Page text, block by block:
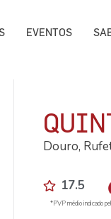
EVENTOS
Douro,
17.5
*PVP médio indicado